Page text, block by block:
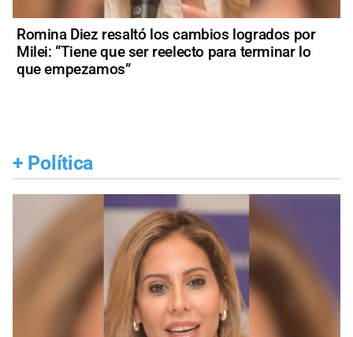
Romina Diez resaltó los cambios logrados por
Milei: “Tiene que ser reelecto para terminar lo
que empezamos”
+ Política